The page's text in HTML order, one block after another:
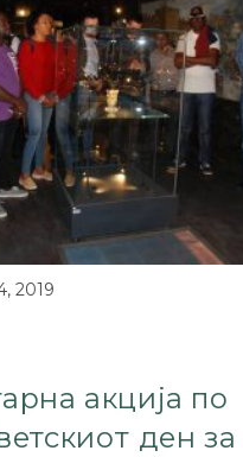
2019
акција по
ден за